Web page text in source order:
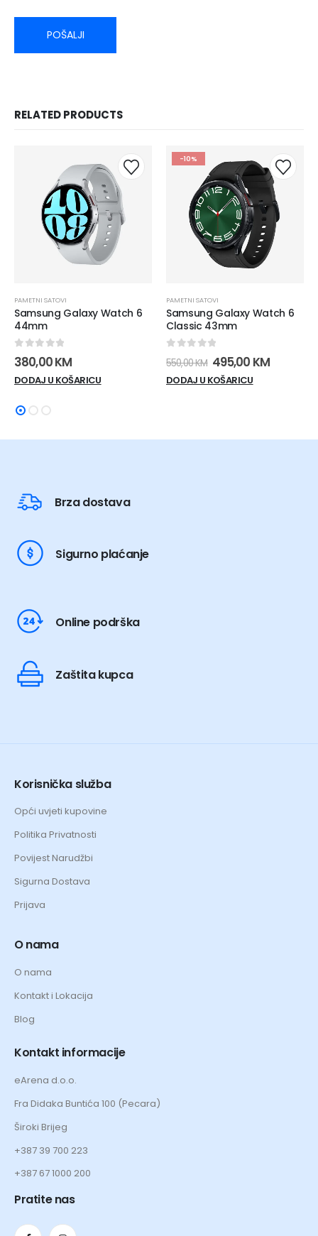
RELATED PRODUCTS
PAMETNI SATOVI
Samsung Galaxy Watch 6
44mm
0 out of 5
380,00KM
DODAJ U KOŠARICU
-10%
PAMETNI SATOVI
Samsung Galaxy Watch 6
Classic 43mm
out of 5
550,00KM Izvorna
cijena
bila
495,00 KM
DODAJ U KOŠARICU
Brza dostava
Sigurno plaćanje
Online podrška
Zaštita kupca
Korisnička služba
Opći uvjeti kupovine
Politika Privatnosti
Povijest Narudžbi
Sigurna Dostava
Prijava
O nama
O nama
Kontakt i Lokacija
Blog
Kontakt informacije
eArena d.o.o.
Fra Didaka Buntića 100 (Pecara)
Široki Brijeg
+387 39 700 223
+387 67 1000 200
Pratite nas